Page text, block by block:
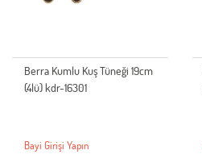
Berra Kumlu Kuş Tüneği 19cm
(4lü) kdr-16301
Bayi Girişi Yapın